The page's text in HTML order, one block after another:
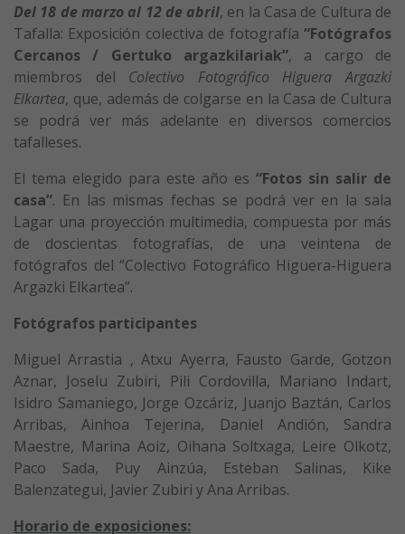
Del 18 de marzo al 12 de abril, en la Casa de Cultura de
Tafalla: Exposición colectiva de fotografía “Fotógrafos
Cercanos / Gertuko argazkilariak”, a cargo de
miembros del Colectivo Fotográfico Higuera Argazki
Elkartea, que, además de colgarse en la Casa de Cultura
se podrá ver más adelante en diversos comercios
tafalleses.
El tema elegido para este año es “Fotos sin salir de
casa”. En las mismas fechas se podrá ver en la sala
Lagar una proyección multimedia, compuesta por más
de doscientas fotografías, de una veintena de
fotógrafos del “Colectivo Fotográfico Higuera-Higuera
Argazki Elkartea”.
Fotógrafos participantes
Miguel Arrastia , Atxu Ayerra, Fausto Garde, Gotzon
Aznar, Joselu Zubiri, Pili Cordovilla, Mariano Indart,
Isidro Samaniego, Jorge Ozcáriz, Juanjo Baztán, Carlos
Arribas, Ainhoa Tejerina, Daniel Andión, Sandra
Maestre, Marina Aoiz, Oihana Soltxaga, Leire Olkotz,
Paco Sada, Puy Ainzúa, Esteban Salinas, Kike
Balenzategui, Javier Zubiri y Ana Arribas.
Horario de exposiciones: